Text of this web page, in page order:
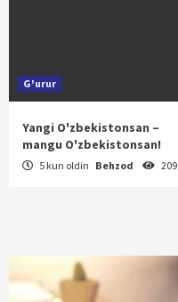
G'urur
Yangi O'zbekistonsan –
mangu O'zbekistonsan!
5 kun oldin Behzod 209